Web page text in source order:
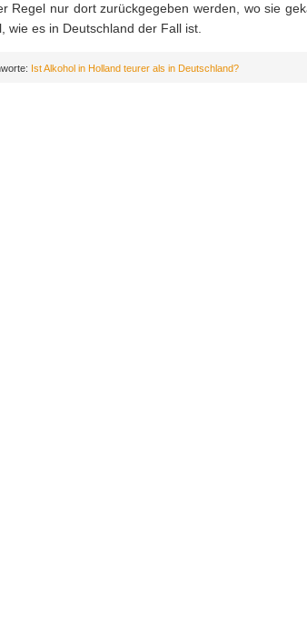
Regel nur dort zurückgegeben werden, wo sie
wie es in Deutschland der Fall ist.
Ist Alkohol in Holland teurer als in Deutschland?